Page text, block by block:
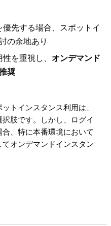
先する場合、スポットイ
の余地あり
性を重視し、オンデマンド
奨
トインスタンス利用は、
肢です。しかし、ログイ
、特に本番環境において
オンデマンドインスタン